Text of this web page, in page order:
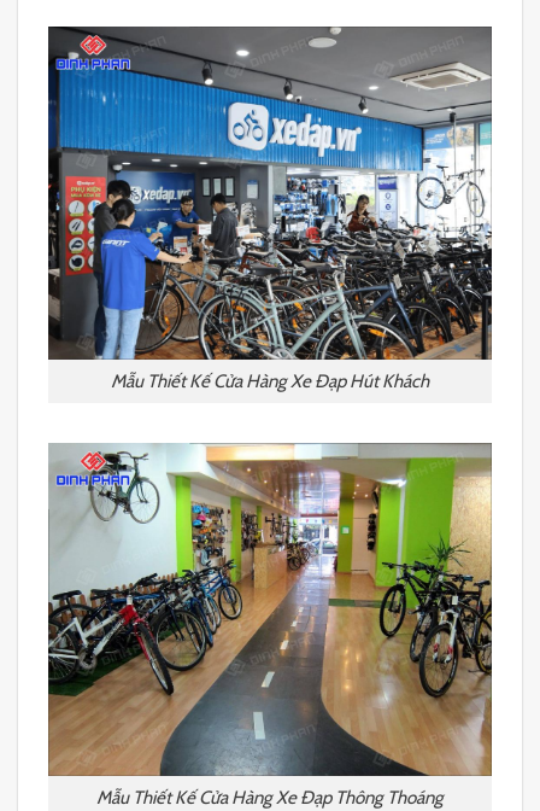
Mẫu Thiết Kế Cửa Hàng Xe Đạp Hút Khách
Mẫu Thiết Kế Cửa Hàng Xe Đạp Thông Thoáng